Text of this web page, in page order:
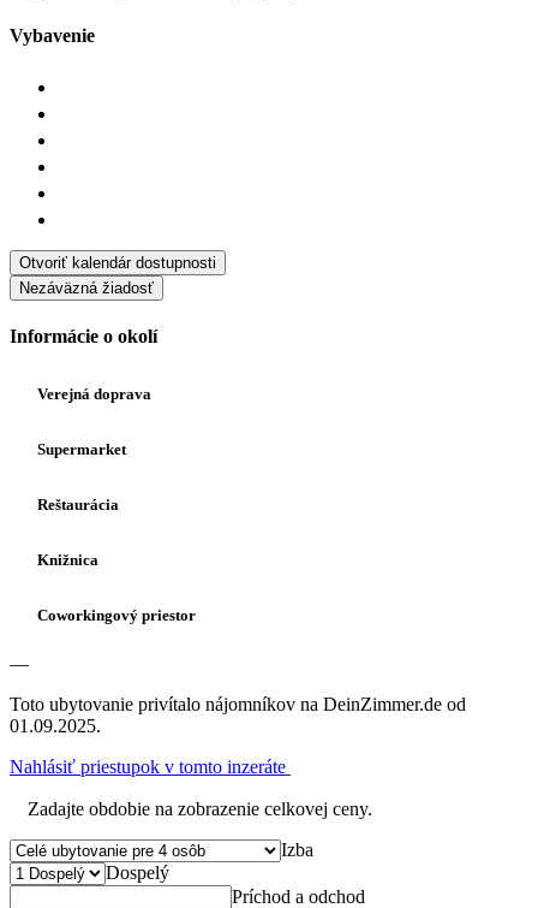
Vybavenie
Otvoriť kalendár dostupnosti
Nezáväzná žiadosť
Informácie o okolí
Verejná doprava
Supermarket
Reštaurácia
Knižnica
Coworkingový priestor
—
Toto ubytovanie privítalo nájomníkov na DeinZimmer.de od
01.09.2025.
Nahlásiť priestupok v tomto inzeráte
Zadajte obdobie na zobrazenie celkovej ceny.
Izba
Dospelý
Príchod a odchod